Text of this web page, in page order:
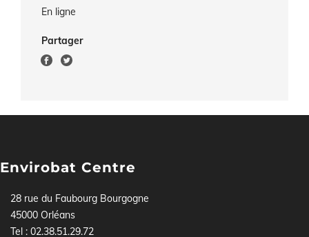
En ligne
Partager
Envirobat Centre
28 rue du Faubourg Bourgogne
45000 Orléans
Tel : 02.38.51.29.72